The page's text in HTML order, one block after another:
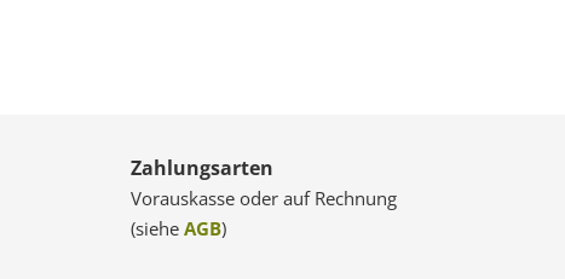
Zahlungsarten
Vorauskasse oder auf Rechnung
(sieheAGB)